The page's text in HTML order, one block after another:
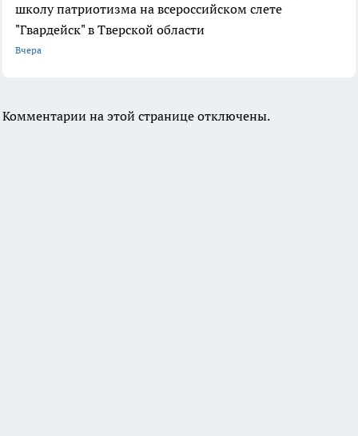
школу патриотизма на всероссийском слете
"Гвардейск" в Тверской области
Вчера
Комментарии на этой странице отключены.